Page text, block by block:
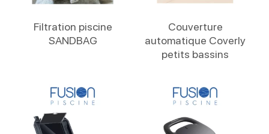
Filtration piscine
SANDBAG
Couverture
automatique Coverly
petits bassins